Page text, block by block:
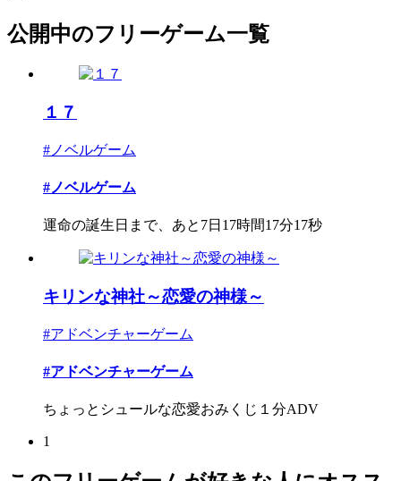
公開中のフリーゲーム一覧
１７
#ノベルゲーム
#ノベルゲーム
運命の誕生日まで、あと7日17時間17分17秒
キリンな神社～恋愛の神様～
#アドベンチャーゲーム
#アドベンチャーゲーム
ちょっとシュールな恋愛おみくじ１分ADV
1